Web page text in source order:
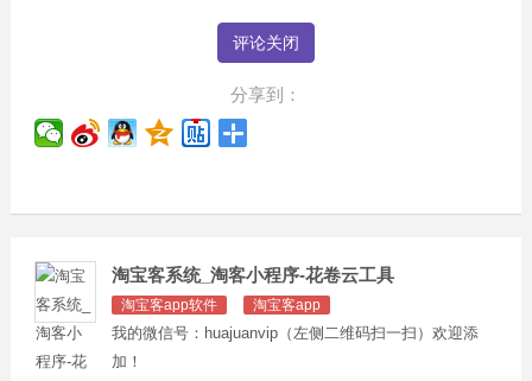
评论关闭
分享到：
淘宝客系统_淘客小程序-花卷云工具
淘宝客app软件 淘宝客app
我的微信号：huajuanvip（左侧二维码扫一扫）欢迎添
加！